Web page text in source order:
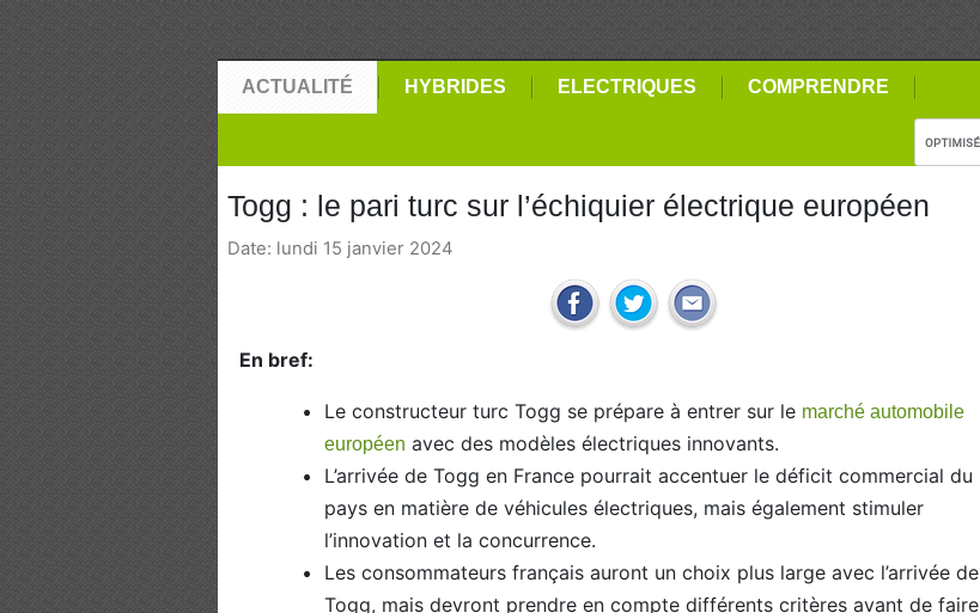
ACTUALITÉ HYBRIDES ELECTRIQUES COMPRENDRE
Togg : le pari turc sur l’échiquier électrique européen
Date: lundi 15 janvier 2024
En bref:
Le constructeur turc Togg se prépare à entrer sur le marché automobile
européen avec des modèles électriques innovants.
L’arrivée de Togg en France pourrait accentuer le déficit commercial du
pays en matière de véhicules électriques, mais également stimuler
l’innovation et la concurrence.
Les consommateurs français auront un choix plus large avec l’arrivée de
Togg, mais devront prendre en compte différents critères avant de faire